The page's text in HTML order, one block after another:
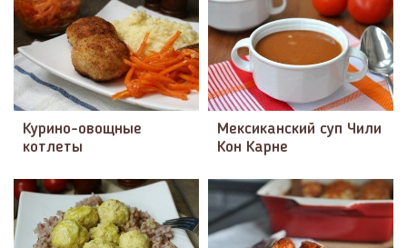
Курино-овощные
котлеты
Мексиканский суп Чили
Кон Карне